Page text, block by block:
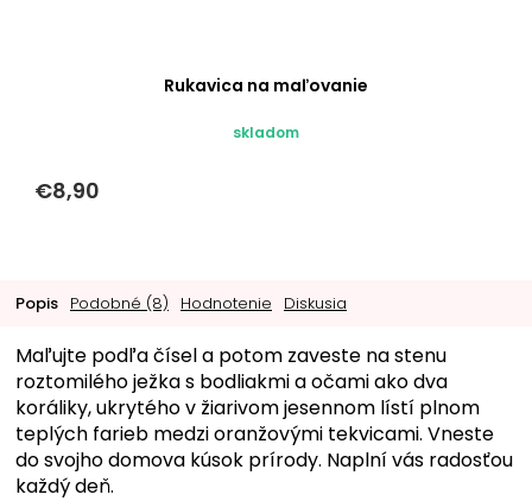
Rukavica na maľovanie
skladom
€8,90
Popis Podobné (8) Hodnotenie Diskusia
Maľujte podľa čísel a potom zaveste na stenu
roztomilého ježka s bodliakmi a očami ako dva
koráliky, ukrytého v žiarivom jesennom lístí plnom
teplých farieb medzi oranžovými tekvicami. Vneste
do svojho domova kúsok prírody. Naplní vás radosťou
každý deň.